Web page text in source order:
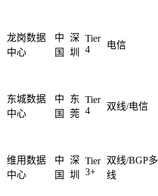
深圳南山沙河机房
电信钻石五星级机房
海外机房
美国数据中心机房
全美硬防最高的机房
龙岗数据
中心
中
国
深
圳
Tier
4
电信
东城数据
中心
中
国
东
莞
Tier
4
双线/电信
维用数据
中心
中
国
深
圳
Tier
3+
双线/BGP多
线